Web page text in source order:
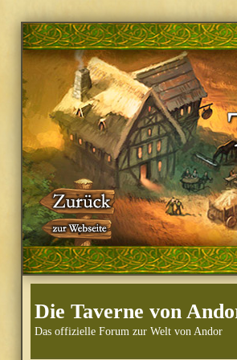
Die Taverne von
Das offizielle Forum zur Welt von Andor